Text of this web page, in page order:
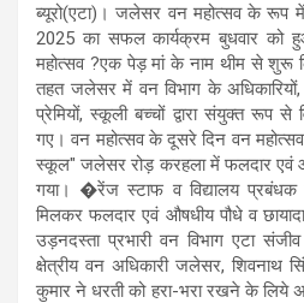
ब्यूरो(एटा)। जलेसर वन महोत्सव के रूप
2025 का सफल कार्यक्रम बुधवार को
महोत्सव ?एक पेड़ मां के नाम थीम से शुरू
तहत जलेसर में वन विभाग के अधिकारियों,
प्रेमियों, स्कूली बच्चों द्वारा संयुक्त रूप से
गए। वन महोत्सव के दूसरे दिन वन
स्कूल" जलेसर रोड़ करहला में फलदार एवं
गया। �रेंज स्टाफ व विद्यालय
मिलकर फलदार एवं औषधीय पौधे व
उड़नदस्ता प्रभारी वन विभाग एटा
क्षेत्रीय वन अधिकारी जलेसर, शिवनाथ
कुमार ने धरती को हरा-भरा रखने के लिये